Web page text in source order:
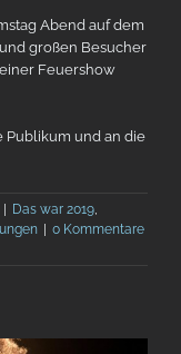
Abend auf dem
großen Besucher
Feuershow
Publikum und an die
Das war 2019,
0 Kommentare